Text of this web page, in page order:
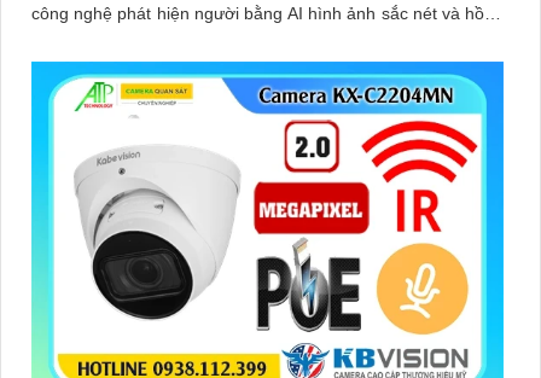
công nghệ phát hiện người bằng AI hình ảnh sắc nét và hồng